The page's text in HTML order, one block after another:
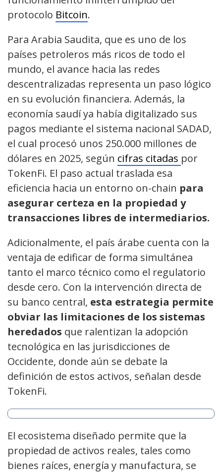
protocolo Bitcoin.
Para Arabia Saudita, que es uno de los
países petroleros más ricos de todo el
mundo, el avance hacia las redes
descentralizadas representa un paso lógico
en su evolución financiera. Además, la
economía saudí ya había digitalizado sus
pagos mediante el sistema nacional SADAD,
el cual procesó unos 250.000 millones de
dólares en 2025, según cifras citadas por
TokenFi. El paso actual traslada esa
eficiencia hacia un entorno on-chain para
asegurar certeza en la propiedad y
transacciones libres de intermediarios.
Adicionalmente, el país árabe cuenta con la
ventaja de edificar de forma simultánea
tanto el marco técnico como el regulatorio
desde cero. Con la intervención directa de
su banco central, esta estrategia permite
obviar las limitaciones de los sistemas
heredados que ralentizan la adopción
tecnológica en las jurisdicciones de
Occidente, donde aún se debate la
definición de estos activos, señalan desde
TokenFi.
El ecosistema diseñado permite que la
propiedad de activos reales, tales como
bienes raíces, energía y manufactura, se